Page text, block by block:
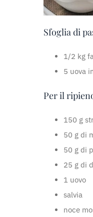
Sfoglia di
1/2 kg
5 uova
Per il
150 g
50 g di
50 g di
25 g di
1 uovo
salvia
noce